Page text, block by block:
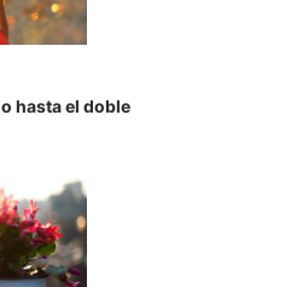
hasta el doble